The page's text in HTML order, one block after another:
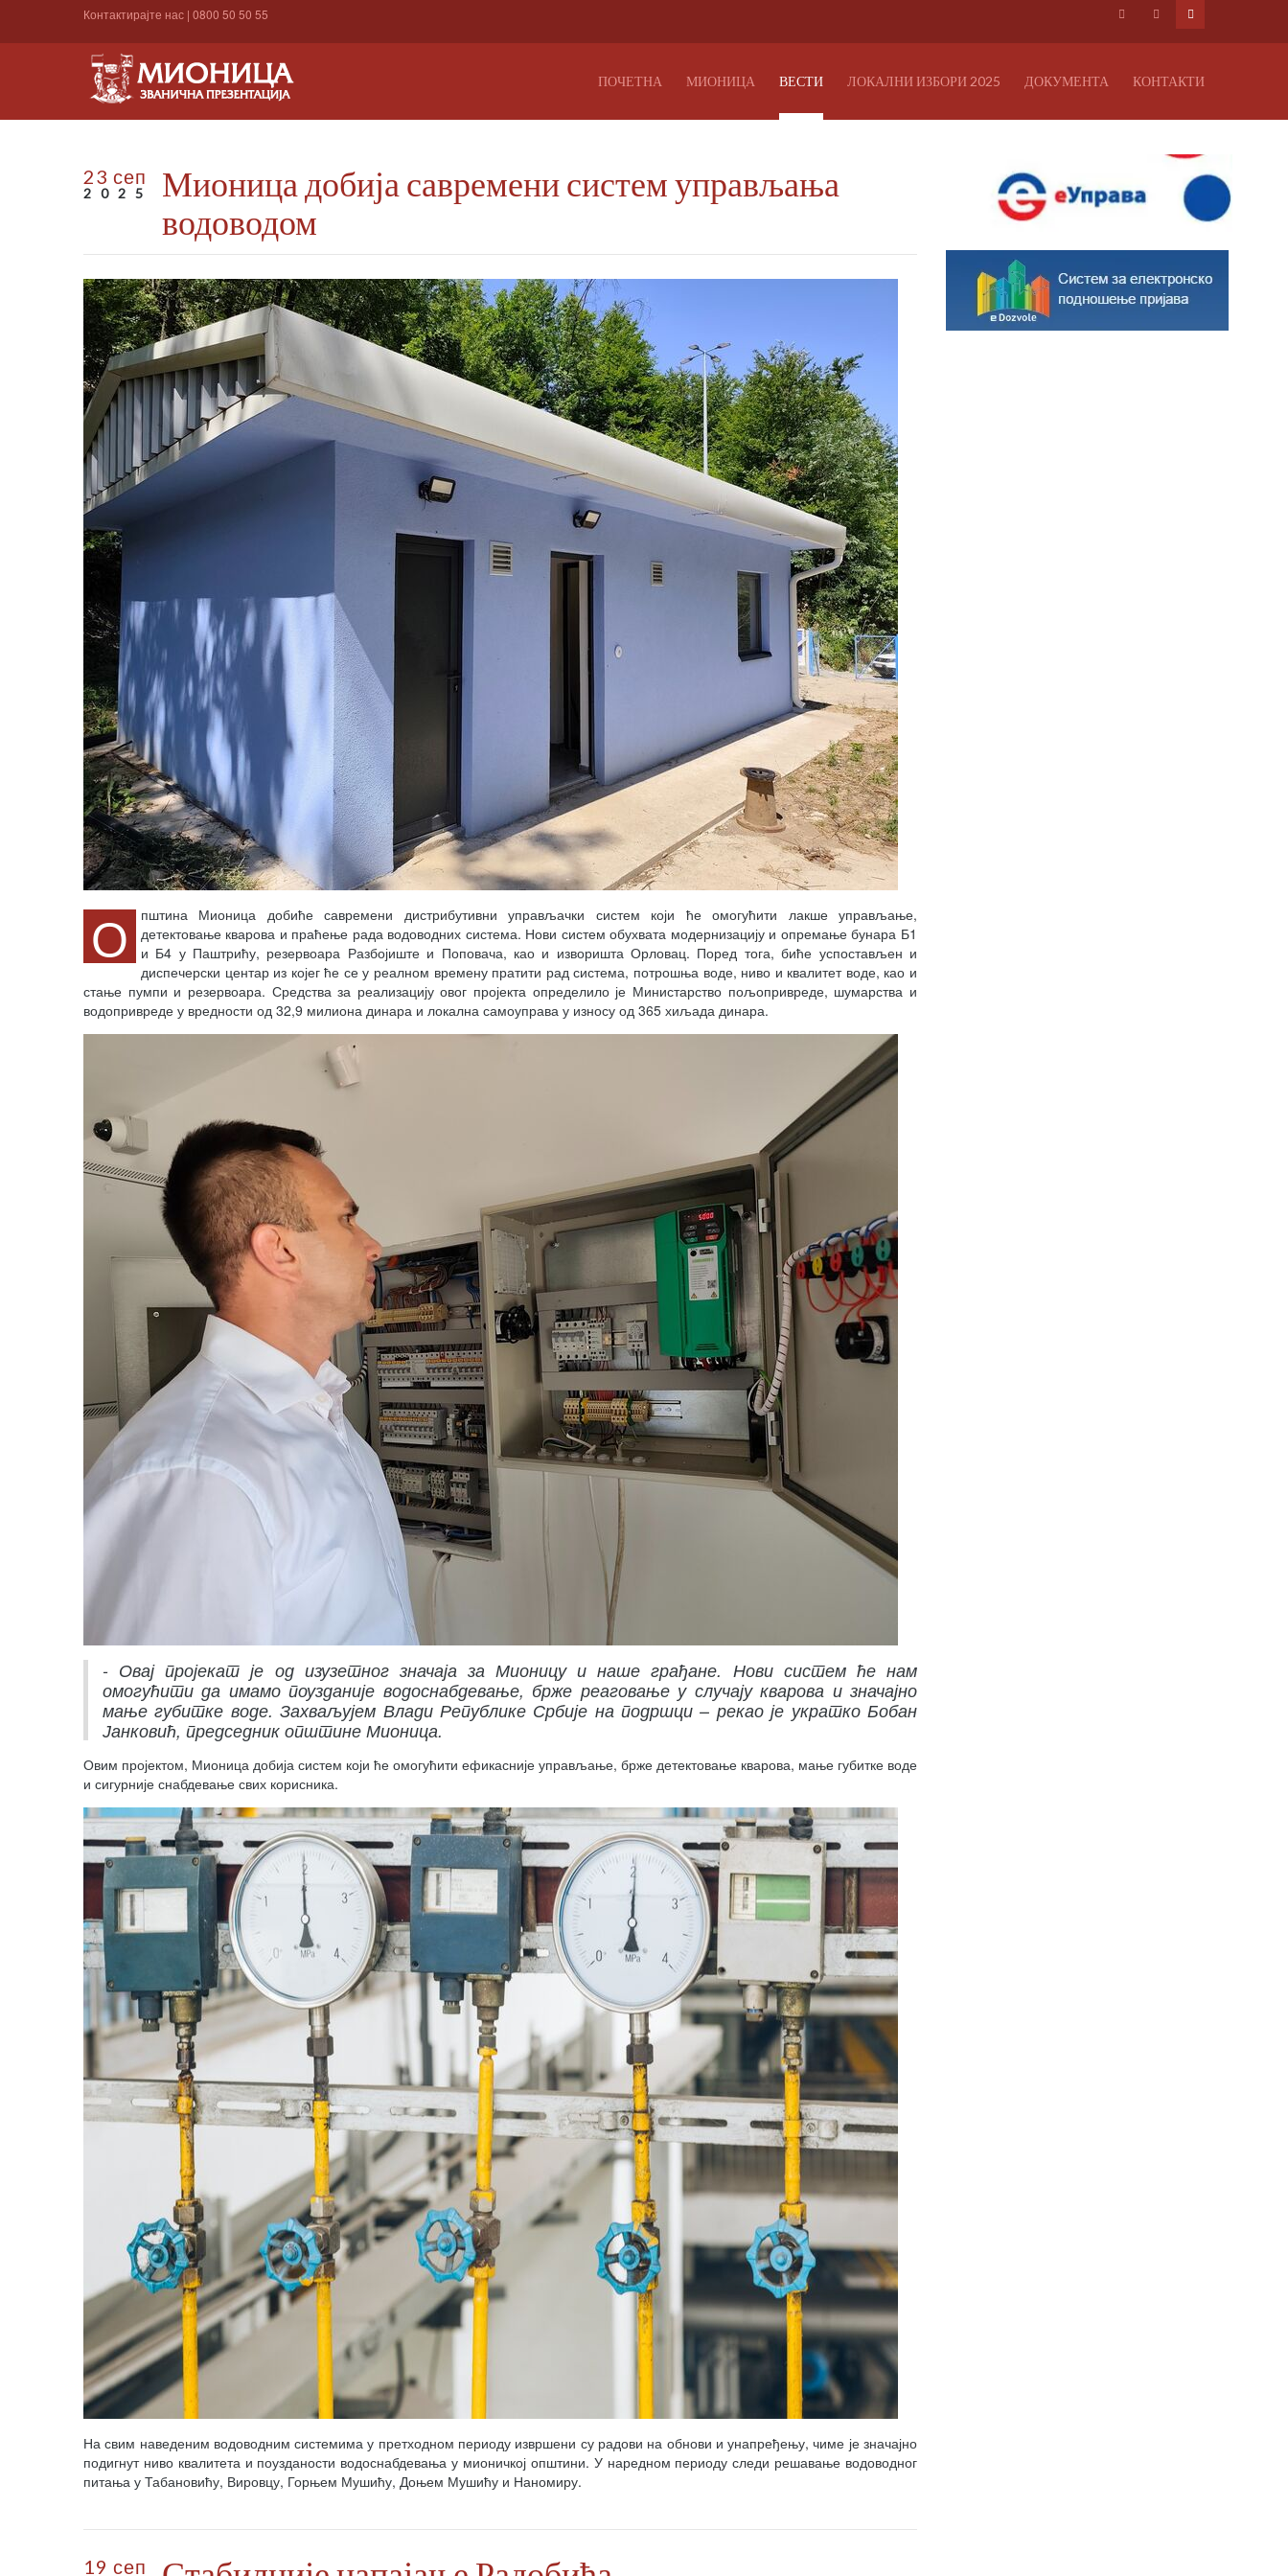
Контактирајте нас | 0800 50 50 55
ПОЧЕТНА МИОНИЦА ВЕСТИ ЛОКАЛНИ ИЗБОРИ 2025 ДОКУМЕНТА КОНТАКТИ
23 сеп
2025
Мионица добија савремени систем управљања
водоводом
О
пштина Мионица добиће савремени дистрибутивни управљачки систем који ће омогућити лакше управљање,
детектовање кварова и праћење рада водоводних система. Нови систем обухвата модернизацију и опремање бунара Б1
и Б4 у Паштрићу, резервоара Разбојиште и Поповача, као и изворишта Орловац. Поред тога, биће успостављен и
диспечерски центар из којег ће се у реалном времену пратити рад система, потрошња воде, ниво и квалитет воде, као и
стање пумпи и резервоара. Средства за реализацију овог пројекта определило је Министарство пољопривреде, шумарства и
водопривреде у вредности од 32,9 милиона динара и локална самоуправа у износу од 365 хиљада динара.
- Овај пројекат је од изузетног значаја за Мионицу и наше грађане. Нови систем ће нам
омогућити да имамо поузданије водоснабдевање, брже реаговање у случају кварова и значајно
мање губитке воде. Захваљујем Влади Републике Србије на подршци – рекао је укратко Бобан
Јанковић, председник општине Мионица.
Овим пројектом, Мионица добија систем који ће омогућити ефикасније управљање, брже детектовање кварова, мање губитке воде
и сигурније снабдевање свих корисника.
На свим наведеним водоводним системима у претходном периоду извршени су радови на обнови и унапређењу, чиме је значајно
подигнут ниво квалитета и поузданости водоснабдевања у мионичкој општини. У наредном периоду следи решавање водоводног
питања у Табановићу, Вировцу, Горњем Мушићу, Доњем Мушићу и Наномиру.
19 сеп